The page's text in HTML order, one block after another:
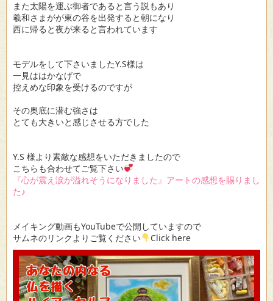
また太陽を運ぶ御者であると言う説もあり
羲和さまがが東の谷を出発すると朝になり
西に帰ると夜が来ると言われています
モデルをして下さいましたY.S様は
一見ははかなげで
控えめな印象を受けるのですが
その奥底に潜む強さは
とても大きいと感じさせる方でした
Y.S 様より素敵な感想をいただきましたので
こちらも合わせてご覧下さい
『心が震え涙が溢れそうになりました』アートの感想を賜りまし
た♪
メイキング動画もYouTubeで公開していますので
サムネのリンクよりご覧ください
Click here